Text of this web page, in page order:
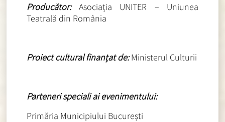
Producător:Asociația UNITER – Uniunea
Teatrală din România
Proiect cultural finanțat de:Ministerul Culturii
Parteneri speciali ai evenimentului:
Primăria Municipiului București